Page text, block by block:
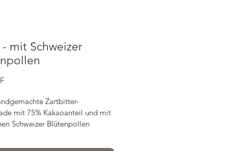
- mit Schweizer
Preis
Zartbitter-
mit 75% Kakaoanteil und mit
Schweizer Blütenpollen
Kakaobohnen Kolumbien,